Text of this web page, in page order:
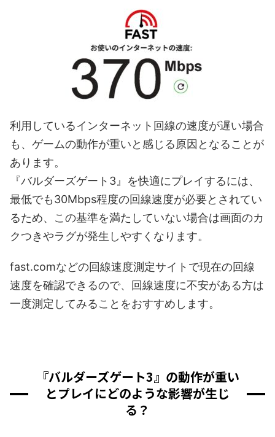
利用しているインターネット回線の速度が遅い場合
も、ゲームの動作が重いと感じる原因となることが
あります。
『バルダーズゲート3』を快適にプレイするには、
最低でも30Mbps程度の回線速度が必要とされてい
るため、この基準を満たしていない場合は画面のカ
クつきやラグが発生しやすくなります。
fast.comなどの回線速度測定サイトで現在の回線
速度を確認できるので、回線速度に不安がある方は
一度測定してみることをおすすめします。
『バルダーズゲート3』の動作が重い
とプレイにどのような影響が生じ
る？